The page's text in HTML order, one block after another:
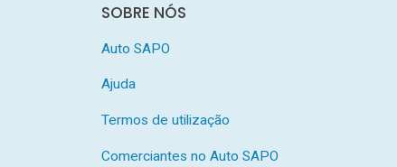
SOBRE NÓS
Auto SAPO
Ajuda
Termos de utilização
Comerciantes no Auto SAPO